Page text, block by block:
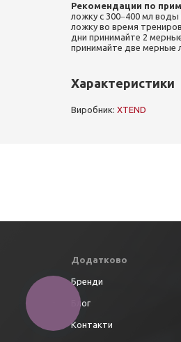
Рекомендации по
ложку с 300‒400 мл
ложку во время
дни принимайте 2
принимайте две мерные
Характеристики
Виробник: XTEND
Додатково
Бренди
Блог
Контакти